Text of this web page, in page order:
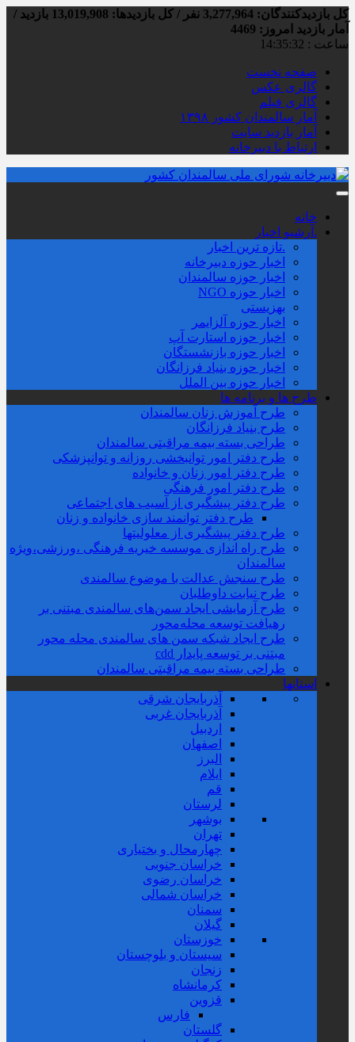
کل بازدیدکنند‌گان: 3,277,964 نفر / کل بازدیدها: 13,019,908 بازدید /
آمار بازدید امروز: 4469
ساعت : 14:35:32
صفحه نخست
گالری عکس
گالری فیلم
آمار سالمندان کشور ۱۳۹۸
آمار بازدید سایت
ارتباط با دبیرخانه
خانه
.آرشیو اخبار
.تازه ترین اخبار
اخبار حوزه دبیرخانه
اخبار حوزه سالمندان
اخبار حوزه NGO
بهزیستی
اخبار حوزه آلزايمر
اخبار حوزه استارت آپ
اخبار حوزه بازنشستگان
اخبار حوزه بنیاد فرزانگان
اخبار حوزه بین الملل
طرح ها و برنامه ها
طرح آموزش زنان سالمندان
طرح بنیاد فرزانگان
طراحی بسته بیمه مراقبتی سالمندان
طرح دفتر امور توانبخشی روزانه و توانپزشکی
طرح دفتر امور زنان و خانواده
طرح دفتر امور فرهنگی
طرح دفتر پیشگیری از آسیب های اجتماعی
طرح دفتر توانمند سازی خانواده و زنان
طرح دفتر پیشگیری از معلولیتها
طرح راه اندازی موسسه خیریه فرهنگی ،ورزشی،ویژه
سالمندان
طرح سنجش عدالت با موضوع سالمندی
طرح نیابت داوطلبان
طرح آزمایشی ایجاد سمن‌های سالمندی مبتنی بر
رهیافت توسعه محله‌‌محور
طرح ایجاد شبکه سمن های سالمندی محله محور
مبتنی بر توسعه پایدار cdd
طراحی بسته بیمه مراقبتی سالمندان
استانها
آذربایجان شرقی
آذربایجان غربی
اردبیل
اصفهان
البرز
ایلام
قم
لرستان
بوشهر
تهران
چهارمحال و بختیاری
خراسان جنوبی
خراسان رضوی
خراسان شمالی
سمنان
گیلان
خوزستان
سیستان و بلوچستان
زنجان
کرمانشاه
قزوین
فارس
گلستان